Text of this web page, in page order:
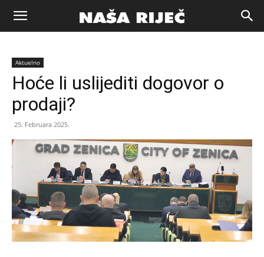
Naša
riječ
Zenica
Aktuelno
Hoće li uslijediti dogovor o
prodaji?
25. Februara 2025.